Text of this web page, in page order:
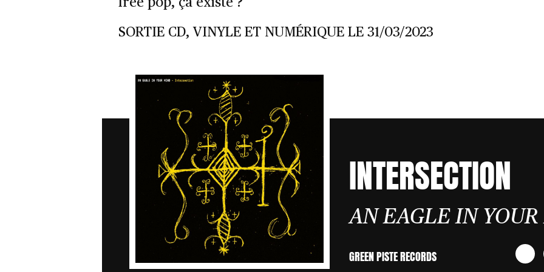
SORTIE CD, VINYLE ET NUMÉRIQUE LE 31/03/2023
INTERSECTION
AN EAGLE IN
GREEN PISTE RECORDS